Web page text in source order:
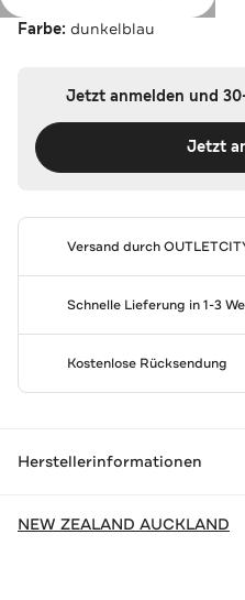
Farbe: dunkelblau
Jetzt anmelden und
Jetzt
Versand durch
Schnelle Lieferung in 1-3
Kostenlose Rücksendung
Herstellerinformationen
NEW ZEALAND AUCKLAND